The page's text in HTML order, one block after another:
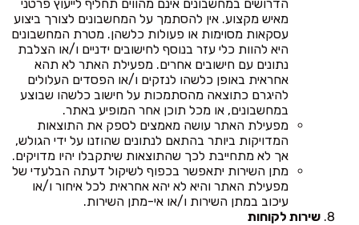
הדרושים במחשבונים אינם מהווים תחליף לייעוץ פרטני
מאיש מקצוע. אין להסתמך על המחשבונים לצורך ביצוע
עסקאות מסוימות או פעולות כלשהן. מטרת המחשבונים
היא להוות כלי עזר בנוסף לחישובים ידניים ו/או הצלבת
נתונים עם חישובים אחרים. מפעילת האתר לא תהא
אחראית באופן כלשהו לנזקים ו/או הפסדים העלולים
להיגרם כתוצאה מהסתמכות על חישוב כלשהו שבוצע
במחשבונים, או מכל תוכן אחר המופיע באתר.
מפעילת האתר עושה מאמצים לספק את התוצאות
המדויקות ביותר בהתאם לנתונים שהוזנו על ידי הגולש,
אך לא מתחייבת לכך שהתוצאות שיתקבלו יהיו מדויקים.
מתן השירות יתאפשר בכפוף לשיקול דעתה הבלעדי של
מפעילת האתר והיא לא יהא אחראית לכל איחור ו/או
עיכוב במתן השירות ו/או אי-מתן השירות.
שירות לקוחות